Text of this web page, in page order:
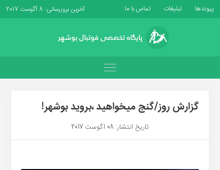
پیوندها تبلیغات تماس با ما آخرین بروزرسانی: 8 آگوست 2017
گزارش روز/گنج میخواهید ،بروید بوشهر!
تاریخ انتشار: 08 آگوست 2017